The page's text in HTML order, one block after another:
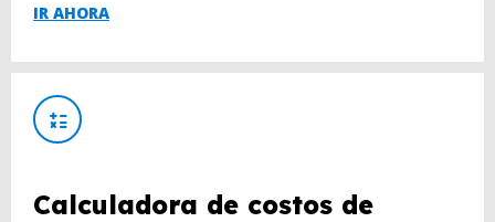
IR AHORA
Calculadora de costos de